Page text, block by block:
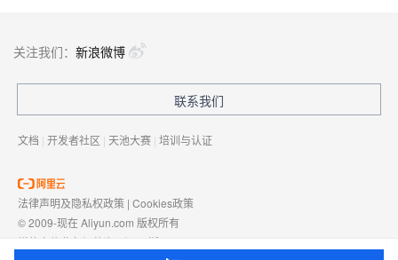
Golang 调用 AliDNS API，得到`SignatureDoesNotMatch`错误
关注我们： 新浪微博
联系我们
文档 | 开发者社区 | 天池大赛 | 培训与认证
法律声明及隐私权政策 | Cookies政策
© 2009-现在 Aliyun.com 版权所有
增值电信业务经营许可证： 浙B2-20080101